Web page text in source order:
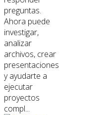
preguntas.
Ahora puede
investigar,
analizar
archivos, crear
presentaciones
y ayudarte a
ejecutar
proyectos
compl...